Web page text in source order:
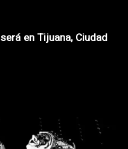
en Tijuana, Ciudad